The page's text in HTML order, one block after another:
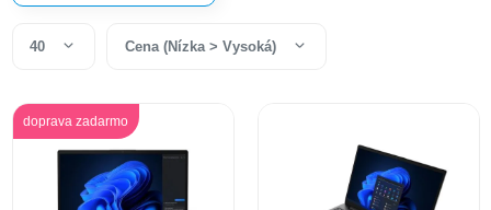
40 Cena (Nízka > Vysoká)
doprava zadarmo